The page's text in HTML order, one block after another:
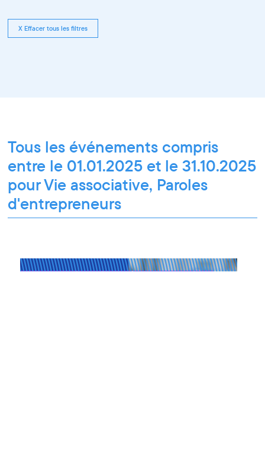
X Effacer tous les filtres
Tous les événements compris
entre le 01.01.2025 et le 31.10.2025
pour Vie associative, Paroles
d'entrepreneurs